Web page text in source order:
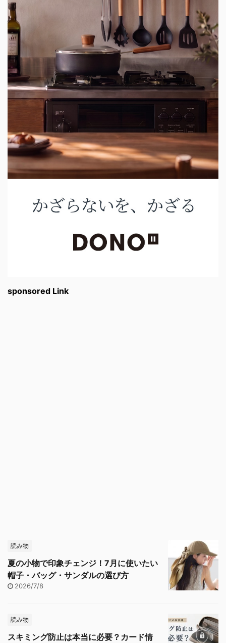
sponsored Link
読み物
夏の小物で印象チェンジ！7月に使いたい
帽子・バッグ・サンダルの選び方
2026/7/8
読み物
スキミング防止は本当に必要？カード情